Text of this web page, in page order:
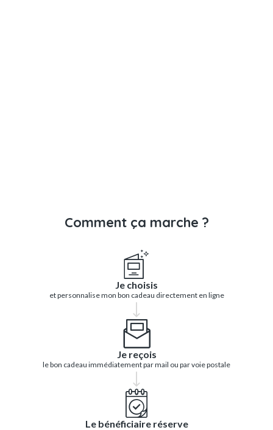
Comment ça marche ?
Je choisis
et personnalise mon bon cadeau directement en ligne
Je reçois
le bon cadeau immédiatement par mail ou par voie postale
Le bénéficiaire réserve